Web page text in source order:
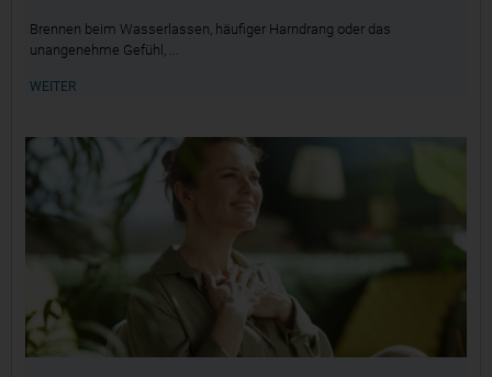
Brennen beim Wasserlassen, häufiger Harndrang oder das
unangenehme Gefühl,
WEITER